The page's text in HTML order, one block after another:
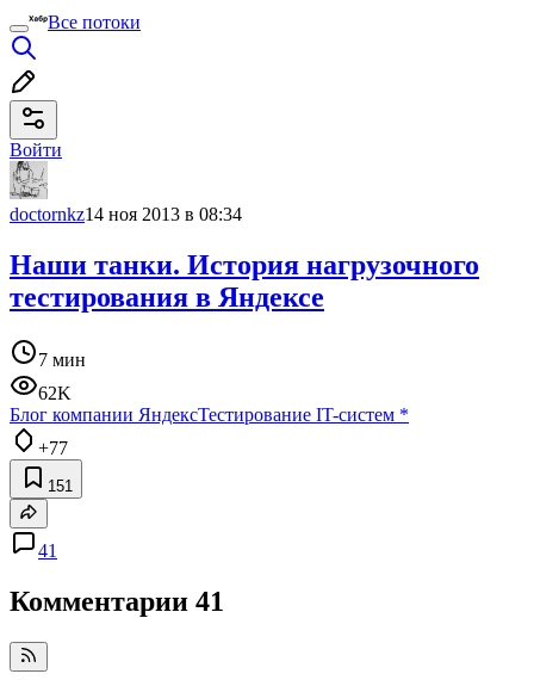
Все потоки
Войти
doctornkz14 ноя 2013 в 08:34
Наши танки. История нагрузочного
тестирования в Яндексе
7 мин
62K
Блог компании ЯндексТестирование IT-систем *
+77
151
41
Комментарии 41